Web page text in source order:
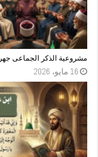
مشروعية الذكر الجماعى جهراً
16 مايو، 2026